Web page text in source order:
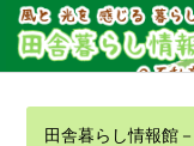
田舎暮らし情報館